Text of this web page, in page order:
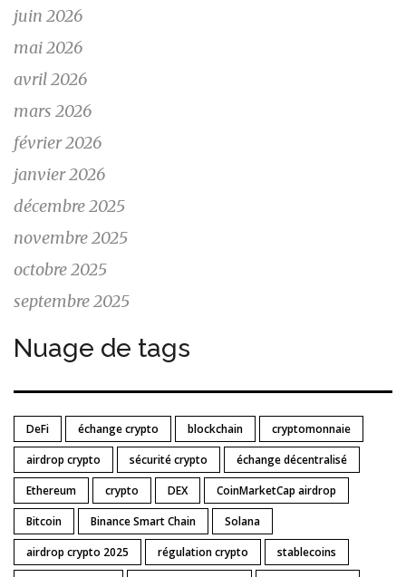
juin 2026
mai 2026
avril 2026
mars 2026
février 2026
janvier 2026
décembre 2025
novembre 2025
octobre 2025
septembre 2025
Nuage de tags
DeFi échange crypto blockchain
cryptomonnaie
airdrop crypto
sécurité crypto
échange décentralisé
Ethereum
crypto DEX
CoinMarketCap airdrop
Bitcoin
Binance Smart Chain
Solana
airdrop crypto 2025
régulation crypto
stablecoins